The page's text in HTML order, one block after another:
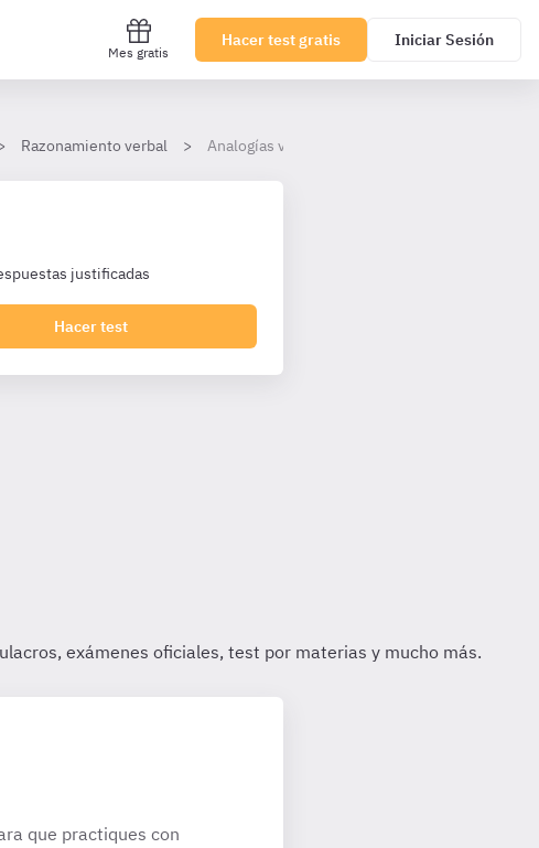
Mes gratis
Hacer test gratis Iniciar Sesión
Razonamiento verbal Analogías verbales
justificadas
Hacer test
que practiques con